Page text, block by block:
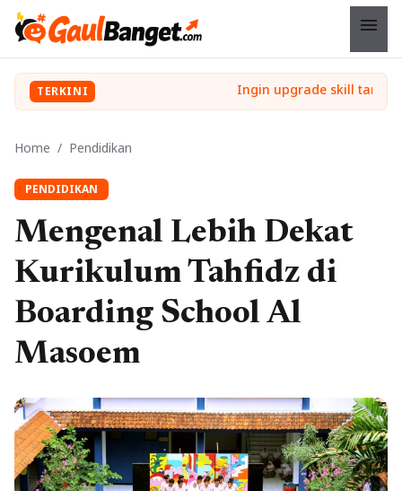
menu
TERKINI
Home / Pendidikan
PENDIDIKAN
Mengenal Lebih Dekat
Kurikulum Tahfidz di
Boarding School Al
Masoem